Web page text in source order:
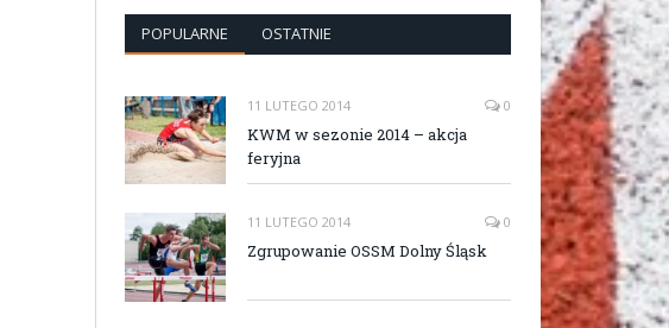
POPULARNE OSTATNIE
11 LUTEGO 2014 0
KWM w sezonie 2014 – akcja
feryjna
11 LUTEGO 2014 0
Zgrupowanie OSSM Dolny Śląsk